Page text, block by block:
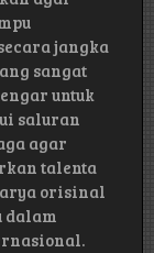
jangka
sangat
untuk
saluran
agar
talenta
orisinal
dalam